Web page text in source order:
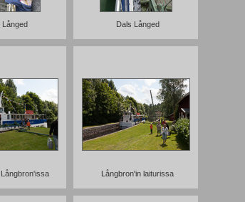
Långed Dals Långed
Långbron'in laiturissa